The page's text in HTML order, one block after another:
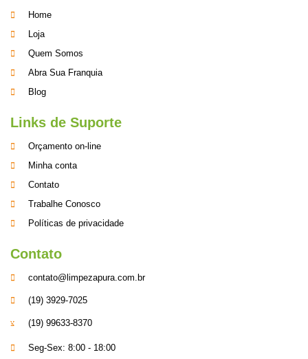
Home
Loja
Quem Somos
Abra Sua Franquia
Blog
Links de Suporte
Orçamento on-line
Minha conta
Contato
Trabalhe Conosco
Políticas de privacidade
Contato
contato@limpezapura.com.br
(19) 3929-7025
(19) 99633-8370
Seg-Sex: 8:00 - 18:00